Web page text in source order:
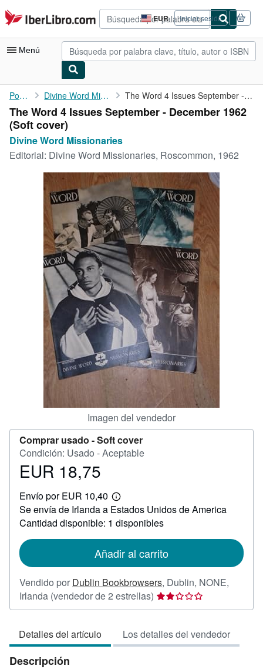
Pasar al contenido principal
IberLibro.com EUR
Preferencias
de
compra
del
Iniciar sesión
Menú
Mi cuenta
Consultar mis pedidos
Búsqueda avanzada
Colecciones
Libros antiguos
Arte y coleccionismo
Vendedores
Comenzar a vender
CERRAR
Portada Divine Word Missionaries The Word 4 Issues September - December 1962
The Word 4 Issues September - December 1962
(Soft cover)
Divine Word Missionaries
Editorial: Divine Word Missionaries, Roscommon, 1962
Imagen del vendedor
Comprar usado -Soft cover
Condición: Usado - Aceptable
Precio
18,75
EUR 18,75
Envío por EUR 10,40
Más
información
sobre
las
envío
Se envía de Irlanda a Estados Unidos de America
Cantidad disponible: 1 disponibles
Añadir al carrito
Vendido por Dublin Bookbrowsers, Dublin, NONE,
Irlanda (vendedor de 2 estrellas) Calificación
del
2
de
Detalles del artículo Los detalles del vendedor
Descripción